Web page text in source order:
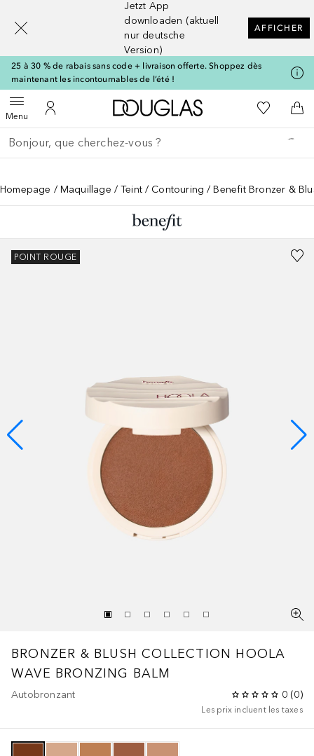
Jetzt App
downloaden (aktuell
nur deutsche
Version)
AFFICHER
25 à 30 % de rabais sans code + livraison offerte. Shoppez dès
maintenant les incontournables de l’été !
MenuOuvrir le menuVers Mon Compte
Vers l'accueil Douglas
Vers Ma
Retourner
Exécuter la recherche
Homepage Maquillage Teint Contouring Benefit Bronzer &
POINT ROUGE
BRONZER & BLUSH COLLECTION HOOLA
WAVE BRONZING BALM
Autobronzant 0 (0)
Les prix incluent les taxes
[navigation.slideout.screenreader]